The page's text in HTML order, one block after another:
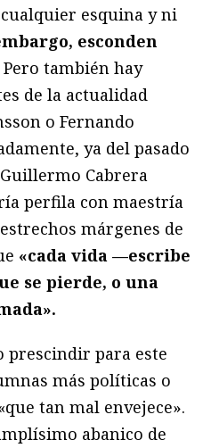
esquina y ni
esconden
Pero también hay
de la actualidad
o Fernando
ya del pasado
Cabrera
perfila con maestría
márgenes de
«cada vida —escribe
se pierde, o una
prescindir para este
más políticas o
tan mal envejece».
abanico de